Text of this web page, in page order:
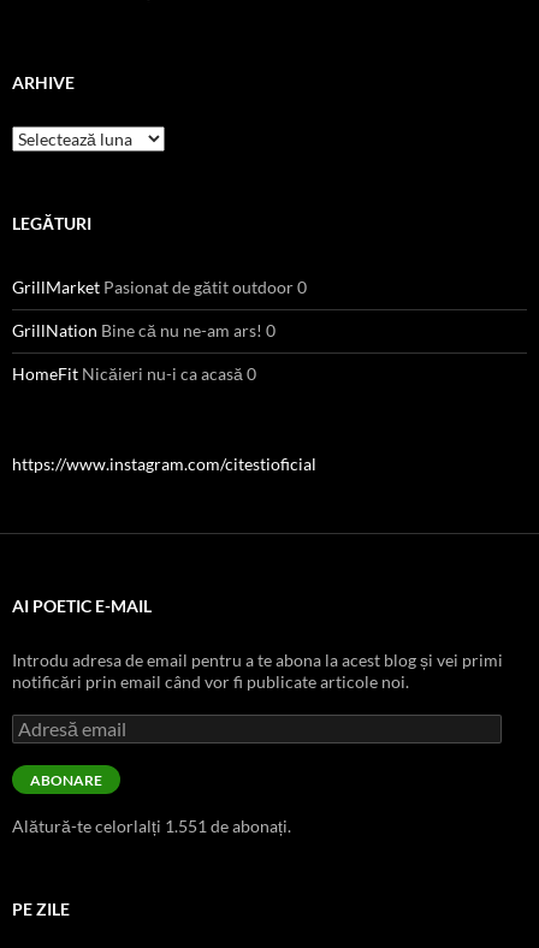
ARHIVE
Arhive
LEGĂTURI
GrillMarket Pasionat de gătit outdoor 0
GrillNation Bine că nu ne-am ars! 0
HomeFit Nicăieri nu-i ca acasă 0
https://www.instagram.com/citestioficial
AI POETIC E-MAIL
Introdu adresa de email pentru a te abona la acest blog și vei primi
notificări prin email când vor fi publicate articole noi.
Adresă
email
ABONARE
Alătură-te celorlalți 1.551 de abonați.
PE ZILE